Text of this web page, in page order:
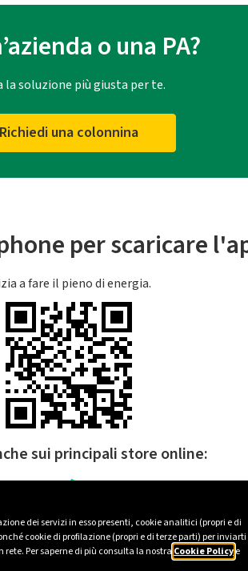
dei servizi in esso presenti, cookie analitici (propri e di
cookie di profilazione (propri e di terze parti) per inviarti
Per saperne di più consulta la nostra Cookie Policye
o una PA?
la soluzione più giusta per te.
Richiedi una colonnina
per scaricare
a fare il pieno di energia.
sui principali store online: